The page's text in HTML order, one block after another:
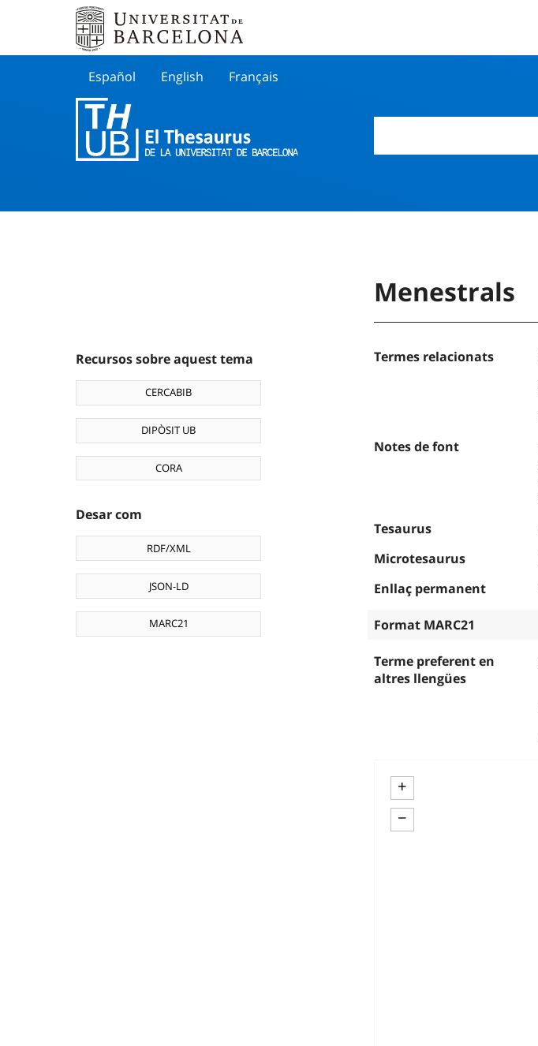
Español English Français
Recursos sobre aquest tema
CERCABIB
DIPÒSIT UB
CORA
Desar com
RDF/XML
JSON-LD
MARC21
Menestrals
Termes relacionats
Notes de font
Tesaurus
Microtesaurus
Enllaç permanent
Format MARC21
Terme preferent en
altres llengües
+
−